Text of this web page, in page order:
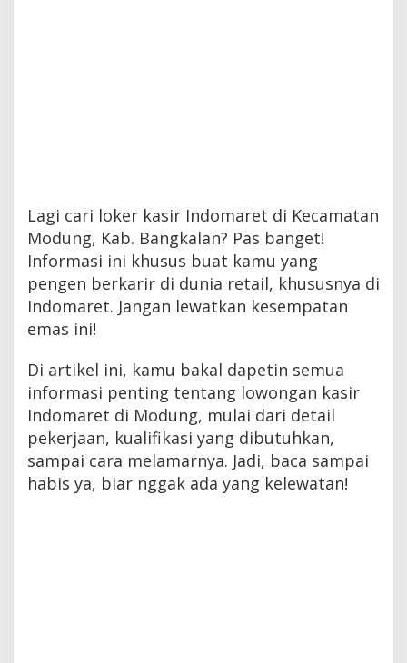
Lagi cari loker kasir Indomaret di Kecamatan
Modung, Kab. Bangkalan? Pas banget!
Informasi ini khusus buat kamu yang
pengen berkarir di dunia retail, khususnya di
Indomaret. Jangan lewatkan kesempatan
emas ini!
Di artikel ini, kamu bakal dapetin semua
informasi penting tentang lowongan kasir
Indomaret di Modung, mulai dari detail
pekerjaan, kualifikasi yang dibutuhkan,
sampai cara melamarnya. Jadi, baca sampai
habis ya, biar nggak ada yang kelewatan!